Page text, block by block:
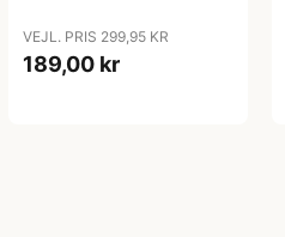
VEJL. PRIS 299,95 KR
189,00 kr